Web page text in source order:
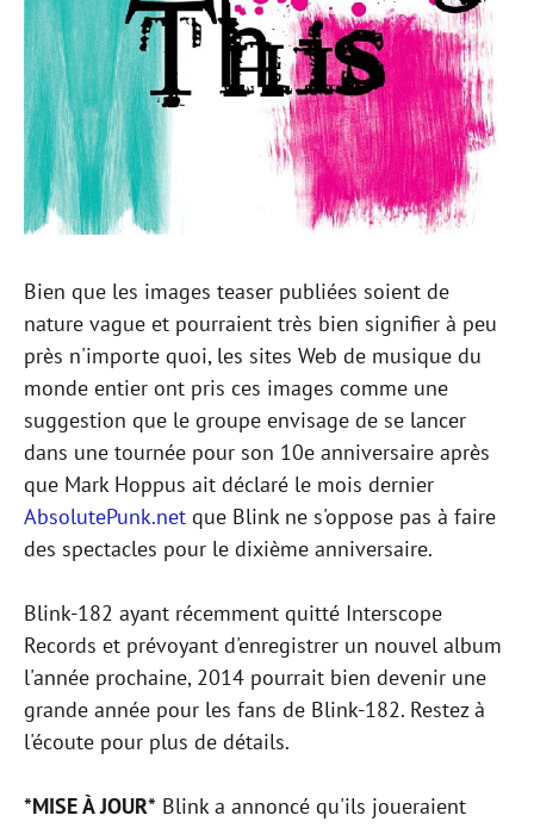
Bien que les images teaser publiées soient de
nature vague et pourraient très bien signifier à peu
près n'importe quoi, les sites Web de musique du
monde entier ont pris ces images comme une
suggestion que le groupe envisage de se lancer
dans une tournée pour son 10e anniversaire après
que Mark Hoppus ait déclaré le mois dernier
AbsolutePunk.net que Blink ne s'oppose pas à faire
des spectacles pour le dixième anniversaire.
Blink-182 ayant récemment quitté Interscope
Records et prévoyant d'enregistrer un nouvel album
l'année prochaine, 2014 pourrait bien devenir une
grande année pour les fans de Blink-182. Restez à
l'écoute pour plus de détails.
*MISE À JOUR* Blink a annoncé qu'ils joueraient